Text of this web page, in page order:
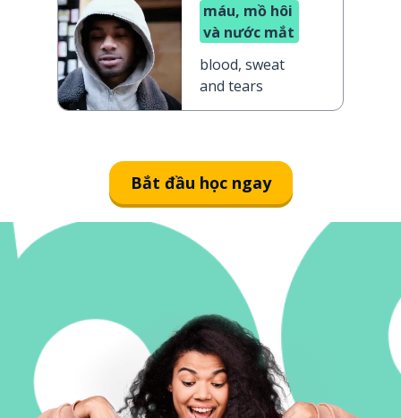
máu, mồ hôi
và nước mắt
blood, sweat
and tears
Bắt đầu học ngay